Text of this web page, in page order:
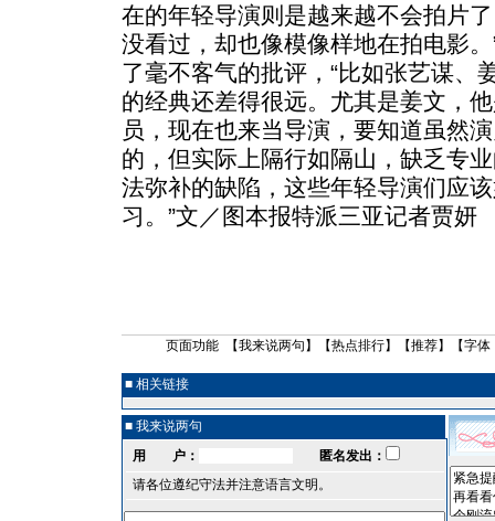
在的年轻导演则是越来越不会拍片
没看过，却也像模像样地在拍电影
了毫不客气的批评，“比如张艺谋、
的经典还差得很远。尤其是姜文，
员，现在也来当导演，要知道虽然
的，但实际上隔行如隔山，缺乏专
法弥补的缺陷，这些年轻导演们应
习。”文／图本报特派三亚记者贾妍
页面功能 【我来说两句 】【热点排行】【推荐】【字体
■ 相关链接
■ 我来说两句
用 户：
匿名发出：
请各位遵纪守法并注意语言文明。